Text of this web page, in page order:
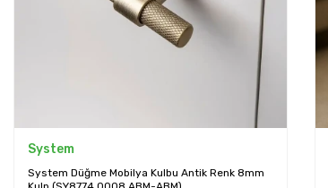
System
System Düğme Mobilya Kulbu Antik Renk 8mm